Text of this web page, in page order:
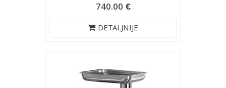
740.00 €
DETALJNIJE